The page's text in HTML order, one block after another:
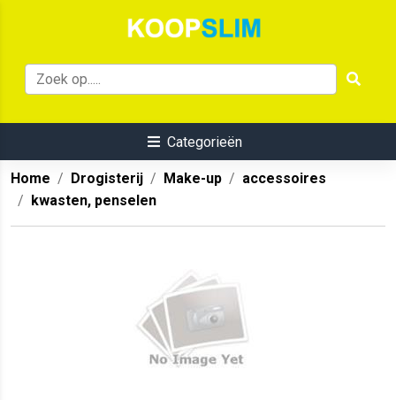
Categorieën
Home Drogisterij Make-up
accessoires
kwasten, penselen